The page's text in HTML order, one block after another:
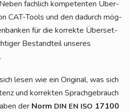
fach­lich kom­pe­ten­ten Über­
CAT-Tools und den dadurch mög­
für die kor­rek­te Über­set­
Bestand­teil unse­res
lesen wie ein Ori­gi­nal, was sich
und kor­rek­ten Sprach­ge­brauch
der Norm DIN EN ISO 17100